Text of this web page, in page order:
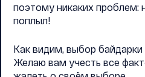
поэтому никаких проблем:
поплыл!
Как видим, выбор байдарки
Желаю вам учесть все